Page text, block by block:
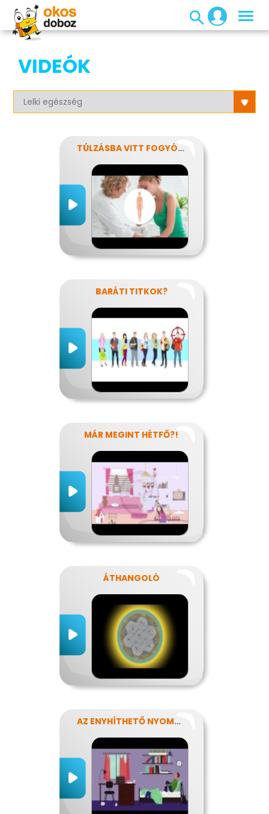
VIDEÓK
TÚLZÁSBA VITT FOGYÓKÚRÁK
BARÁTI TITKOK?
MÁR MEGINT HÉTFŐ?!
ÁTHANGOLÓ
AZ ENYHÍTHETŐ NYOMÁS - STRESSZ